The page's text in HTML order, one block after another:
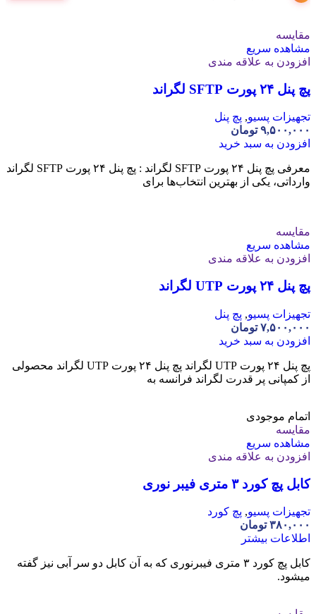
مقایسه
مشاهده سریع
افزودن به علاقه مندی
پچ پنل ۲۴ پورت SFTP لگراند
تجهیزات پسیو, پچ پنل
۹,۵۰۰,۰۰۰ تومان
افزودن به سبد خرید
معرفی پچ پنل ۲۴ پورت SFTP لگراند : پچ پنل ۲۴ پورت SFTP لگراند
وارداتی، یکی از بهترین انتخاب‌ها برای
مقایسه
مشاهده سریع
افزودن به علاقه مندی
پچ پنل ۲۴ پورت UTP لگراند
تجهیزات پسیو, پچ پنل
۷,۵۰۰,۰۰۰ تومان
افزودن به سبد خرید
پچ پنل ۲۴ پورت UTP لگراند پچ پنل ۲۴ پورت UTP لگراند محصولی
از کمپانی پر قدرت لگراند فرانسه به
اتمام موجودی
مقایسه
مشاهده سریع
افزودن به علاقه مندی
کابل پچ کورد ۳ متری فیبر نوری
تجهیزات پسیو, پچ کورد
۳۸۰,۰۰۰ تومان
اطلاعات بیشتر
کابل پچ کورد ۳ متری فیبرنوری که به آن کابل دو سر آبی نیز گفته
میشود.